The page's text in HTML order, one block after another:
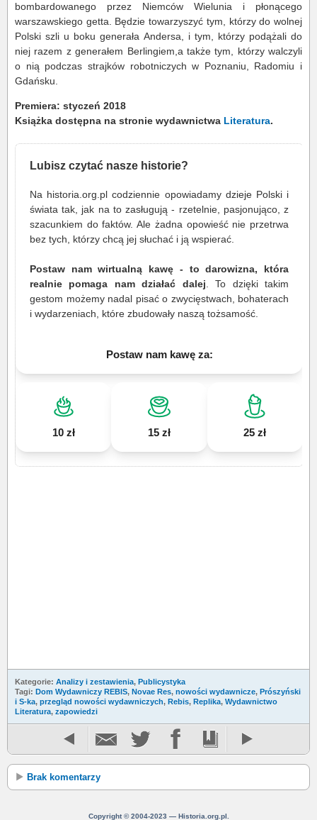
bombardowanego przez Niemców Wielunia i płonącego
warszawskiego getta. Będzie towarzyszyć tym, którzy do wolnej
Polski szli u boku generała Andersa, i tym, którzy podążali do
niej razem z generałem Berlingiem,a także tym, którzy walczyli
o nią podczas strajków robotniczych w Poznaniu, Radomiu i
Gdańsku.
Premiera: styczeń 2018
Książka dostępna na stronie wydawnictwa Literatura.
Lubisz czytać nasze historie?
Na historia.org.pl codziennie opowiadamy dzieje Polski i
świata tak, jak na to zasługują - rzetelnie, pasjonująco, z
szacunkiem do faktów. Ale żadna opowieść nie przetrwa
bez tych, którzy chcą jej słuchać i ją wspierać.
Postaw nam wirtualną kawę - to darowizna, która
realnie pomaga nam działać dalej . To dzięki takim
gestom możemy nadal pisać o zwycięstwach, bohaterach
i wydarzeniach, które zbudowały naszą tożsamość.
Postaw nam kawę za:
10 zł 15 zł 25 zł
Kategorie: Analizy i zestawienia, Publicystyka
Tagi: Dom Wydawniczy REBIS, Novae Res, nowości wydawnicze, Prószyński
i S-ka, przegląd nowości wydawniczych, Rebis, Replika, Wydawnictwo
Literatura, zapowiedzi
Brak komentarzy
Copyright © 2004-2023 — Historia.org.pl.